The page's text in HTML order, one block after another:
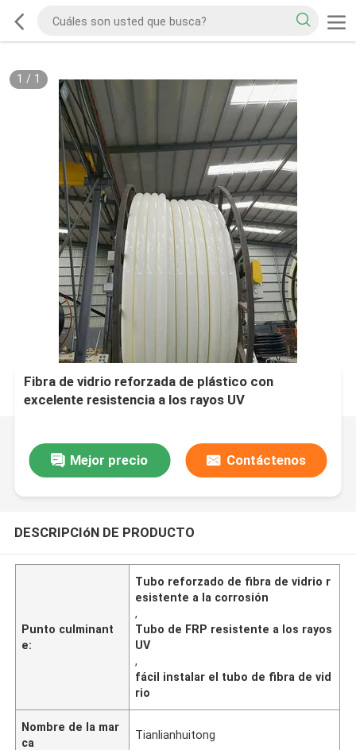
1 / 1
Fibra de vidrio reforzada de plástico con
excelente resistencia a los rayos UV
Mejor precio Contáctenos
DESCRIPCIóN DE PRODUCTO
Punto culminant
e:
Tubo reforzado de fibra de vidrio r
esistente a la corrosión
,
Tubo de FRP resistente a los rayos
UV
,
fácil instalar el tubo de fibra de vid
rio
Nombre de la mar
ca
Tianlianhuitong